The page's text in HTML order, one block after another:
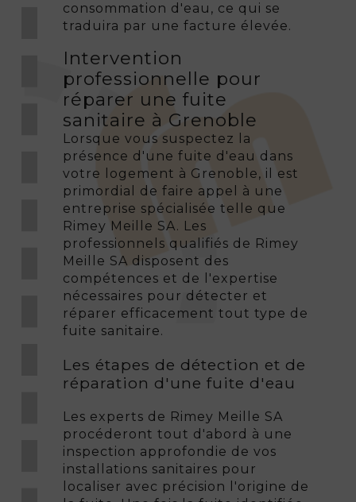
consommation d'eau, ce qui se
traduira par une facture élevée.
Intervention
professionnelle pour
réparer une fuite
sanitaire à Grenoble
Lorsque vous suspectez la
présence d'une fuite d'eau dans
votre logement à Grenoble, il est
primordial de faire appel à une
entreprise spécialisée telle que
Rimey Meille SA. Les
professionnels qualifiés de Rimey
Meille SA disposent des
compétences et de l'expertise
nécessaires pour détecter et
réparer efficacement tout type de
fuite sanitaire.
Les étapes de détection et de
réparation d'une fuite d'eau
Les experts de Rimey Meille SA
procéderont tout d'abord à une
inspection approfondie de vos
installations sanitaires pour
localiser avec précision l'origine de